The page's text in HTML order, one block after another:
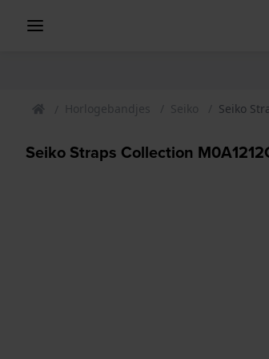
Horlogebandjes Seiko Seiko
Seiko Straps Collection